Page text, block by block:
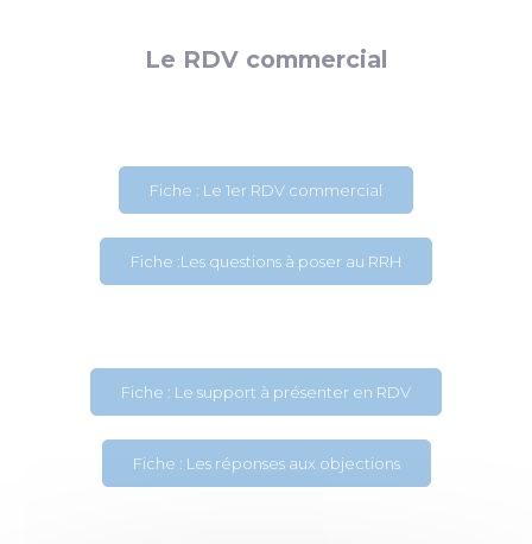
Le RDV commercial
Fiche : Le 1er RDV commercial
Fiche :Les questions à poser au RRH
Fiche : Le support à présenter en RDV
Fiche : Les réponses aux objections